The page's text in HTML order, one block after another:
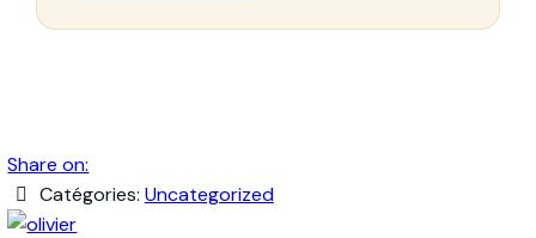
Share on:
Catégories: Uncategorized